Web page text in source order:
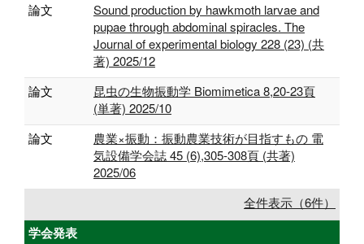
論文
Sound production by hawkmoth larvae and
pupae through abdominal spiracles. The
Journal of experimental biology 228 (23) (共
著) 2025/12
論文
昆虫の生物振動学 Biomimetica 8,20-23頁
(単著) 2025/10
論文
農業×振動：振動農業技術が目指すもの 電
気設備学会誌 45 (6),305-308頁 (共著)
2025/06
全件表示（6件）
学会発表